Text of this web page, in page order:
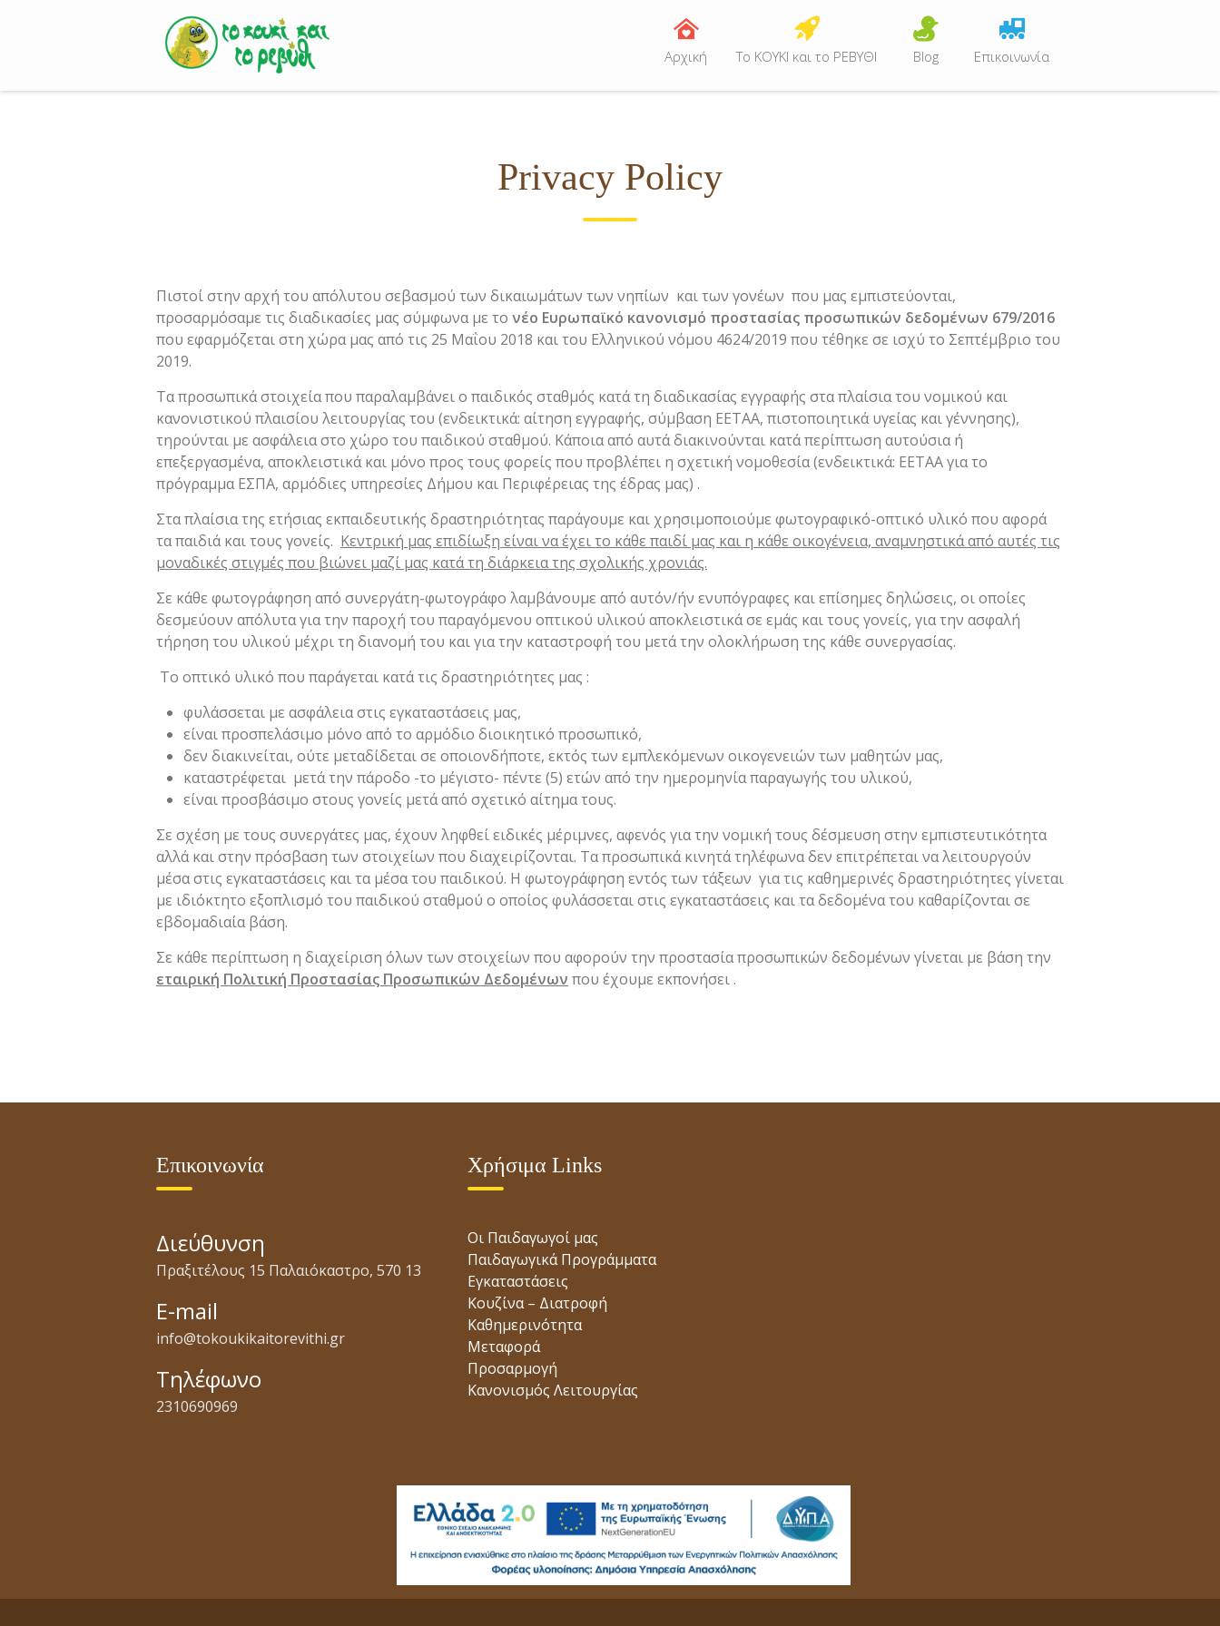
Αρχική Tο ΚΟΥΚΙ και το ΡΕΒΥΘΙ Blog Επικοινωνία
Privacy Policy
Πιστοί στην αρχή του απόλυτου σεβασμού των δικαιωμάτων των νηπίων και των γονέων που μας εμπιστεύονται,
προσαρμόσαμε τις διαδικασίες μας σύμφωνα με το νέο Ευρωπαϊκό κανονισμό προστασίας προσωπικών δεδομένων 679/2016
που εφαρμόζεται στη χώρα μας από τις 25 Μαΐου 2018 και του Ελληνικού νόμου 4624/2019 που τέθηκε σε ισχύ το Σεπτέμβριο του
2019.
Τα προσωπικά στοιχεία που παραλαμβάνει ο παιδικός σταθμός κατά τη διαδικασίας εγγραφής στα πλαίσια του νομικού και
κανονιστικού πλαισίου λειτουργίας του (ενδεικτικά: αίτηση εγγραφής, σύμβαση ΕΕΤΑΑ, πιστοποιητικά υγείας και γέννησης),
τηρούνται με ασφάλεια στο χώρο του παιδικού σταθμού. Κάποια από αυτά διακινούνται κατά περίπτωση αυτούσια ή
επεξεργασμένα, αποκλειστικά και μόνο προς τους φορείς που προβλέπει η σχετική νομοθεσία (ενδεικτικά: ΕΕΤΑΑ για το
πρόγραμμα ΕΣΠΑ, αρμόδιες υπηρεσίες Δήμου και Περιφέρειας της έδρας μας) .
Στα πλαίσια της ετήσιας εκπαιδευτικής δραστηριότητας παράγουμε και χρησιμοποιούμε φωτογραφικό-οπτικό υλικό που αφορά
τα παιδιά και τους γονείς. Κεντρική μας επιδίωξη είναι να έχει το κάθε παιδί μας και η κάθε οικογένεια, αναμνηστικά από αυτές τις
μοναδικές στιγμές που βιώνει μαζί μας κατά τη διάρκεια της σχολικής χρονιάς.
Σε κάθε φωτογράφηση από συνεργάτη-φωτογράφο λαμβάνουμε από αυτόν/ήν ενυπόγραφες και επίσημες δηλώσεις, οι οποίες
δεσμεύουν απόλυτα για την παροχή του παραγόμενου οπτικού υλικού αποκλειστικά σε εμάς και τους γονείς, για την ασφαλή
τήρηση του υλικού μέχρι τη διανομή του και για την καταστροφή του μετά την ολοκλήρωση της κάθε συνεργασίας.
Το οπτικό υλικό που παράγεται κατά τις δραστηριότητες μας :
φυλάσσεται με ασφάλεια στις εγκαταστάσεις μας,
είναι προσπελάσιμο μόνο από το αρμόδιο διοικητικό προσωπικό,
δεν διακινείται, ούτε μεταδίδεται σε οποιονδήποτε, εκτός των εμπλεκόμενων οικογενειών των μαθητών μας,
καταστρέφεται μετά την πάροδο -το μέγιστο- πέντε (5) ετών από την ημερομηνία παραγωγής του υλικού,
είναι προσβάσιμο στους γονείς μετά από σχετικό αίτημα τους.
Σε σχέση με τους συνεργάτες μας, έχουν ληφθεί ειδικές μέριμνες, αφενός για την νομική τους δέσμευση στην εμπιστευτικότητα
αλλά και στην πρόσβαση των στοιχείων που διαχειρίζονται. Τα προσωπικά κινητά τηλέφωνα δεν επιτρέπεται να λειτουργούν
μέσα στις εγκαταστάσεις και τα μέσα του παιδικού. Η φωτογράφηση εντός των τάξεων για τις καθημερινές δραστηριότητες γίνεται
με ιδιόκτητο εξοπλισμό του παιδικού σταθμού ο οποίος φυλάσσεται στις εγκαταστάσεις και τα δεδομένα του καθαρίζονται σε
εβδομαδιαία βάση.
Σε κάθε περίπτωση η διαχείριση όλων των στοιχείων που αφορούν την προστασία προσωπικών δεδομένων γίνεται με βάση την
εταιρική Πολιτική Προστασίας Προσωπικών Δεδομένων που έχουμε εκπονήσει .
Επικοινωνία
Διεύθυνση
Πραξιτέλους 15 Παλαιόκαστρο, 570 13
E-mail
info@tokoukikaitorevithi.gr
Τηλέφωνο
2310690969
Χρήσιμα Links
Οι Παιδαγωγοί μας
Παιδαγωγικά Προγράμματα
Εγκαταστάσεις
Κουζίνα – Διατροφή
Καθημερινότητα
Μεταφορά
Προσαρμογή
Κανονισμός Λειτουργίας